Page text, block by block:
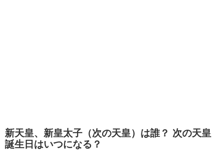
新天皇、新皇太子（次の天皇）は誰？ 次の天皇
誕生日はいつになる？